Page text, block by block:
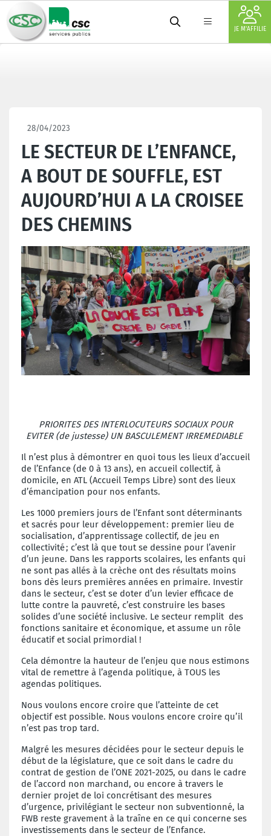
JE M'AFFILIE
28/04/2023
LE SECTEUR DE L’ENFANCE,
A BOUT DE SOUFFLE, EST
AUJOURD’HUI A LA CROISEE
DES CHEMINS
PRIORITES DES INTERLOCUTEURS SOCIAUX POUR
EVITER (de justesse) UN BASCULEMENT IRREMEDIABLE
Il n’est plus à démontrer en quoi tous les lieux d’accueil
de l’Enfance (de 0 à 13 ans), en accueil collectif, à
domicile, en ATL (Accueil Temps Libre) sont des lieux
d’émancipation pour nos enfants.
Les 1000 premiers jours de l’Enfant sont déterminants
et sacrés pour leur développement: premier lieu de
socialisation, d’apprentissage collectif, de jeu en
collectivité; c’est là que tout se dessine pour l’avenir
d’un jeune. Dans les rapports scolaires, les enfants qui
ne sont pas allés à la crèche ont des résultats moins
bons dès leurs premières années en primaire. Investir
dans le secteur, c’est se doter d’un levier efficace de
lutte contre la pauvreté, c’est construire les bases
solides d’une société inclusive. Le secteur remplit des
fonctions sanitaire et économique, et assume un rôle
éducatif et social primordial !
Cela démontre la hauteur de l’enjeu que nous estimons
vital de remettre à l’agenda politique, à TOUS les
agendas politiques.
Nous voulons encore croire que l’atteinte de cet
objectif est possible. Nous voulons encore croire qu’il
n’est pas trop tard.
Malgré les mesures décidées pour le secteur depuis le
début de la législature, que ce soit dans le cadre du
contrat de gestion de l’ONE 2021-2025, ou dans le cadre
de l’accord non marchand, ou encore à travers le
dernier projet de loi concrétisant des mesures
d’urgence, privilégiant le secteur non subventionné, la
FWB reste gravement à la traîne en ce qui concerne ses
investissements dans le secteur de l’Enfance.